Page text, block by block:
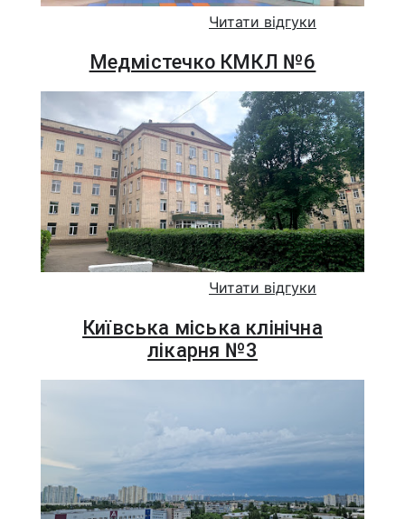
Читати відгуки
Медмістечко КМКЛ №6
Читати відгуки
Київська міська клінічна
лікарня №3